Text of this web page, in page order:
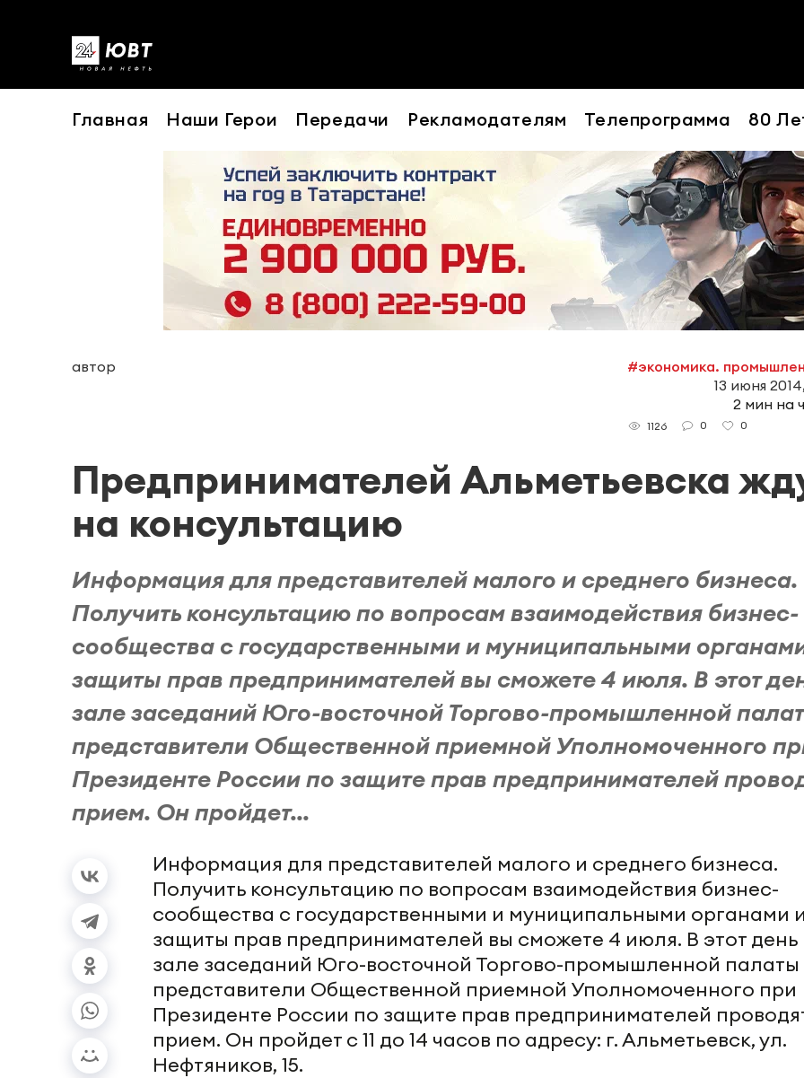
Главная Наши Герои Передачи Рекламодателям Телепрограмма 80
автор
#экономика.
13 июня
2 мин на
1126 0 0
Предпринимателей Альметьевска
на консультацию
Информация для представителей малого и среднего бизнеса.
Получить консультацию по вопросам взаимодействия бизнес-
сообщества с государственными и муниципальными
защиты прав предпринимателей вы сможете 4 июля. В этот
зале заседаний Юго-восточной Торгово-промышленной
представители Общественной приемной Уполномоченного
Президенте России по защите прав предпринимателей
прием. Он пройдет...
Информация для представителей малого и среднего бизнеса.
Получить консультацию по вопросам взаимодействия бизнес-
сообщества с государственными и муниципальными органами и
защиты прав предпринимателей вы сможете 4 июля. В этот день
зале заседаний Юго-восточной Торгово-промышленной палаты
представители Общественной приемной Уполномоченного при
Президенте России по защите прав предпринимателей
прием. Он пройдет с 11 до 14 часов по адресу: г. Альметьевск, ул.
Нефтяников, 15.